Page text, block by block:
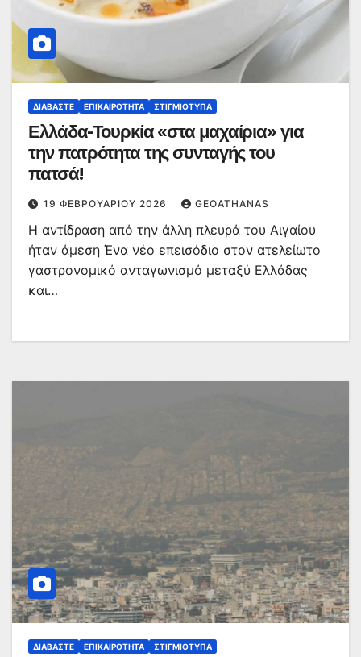
ΔΙΑΒΆΣΤΕ ΕΠΙΚΑΙΡΌΤΗΤΑ ΣΤΙΓΜΙΌΤΥΠΑ
Ελλάδα-Τουρκία «στα μαχαίρια» για
την πατρότητα της συνταγής του
πατσά!
19 ΦΕΒΡΟΥΑΡΊΟΥ 2026 GEOATHANAS
Η αντίδραση από την άλλη πλευρά του Αιγαίου
ήταν άμεση Ένα νέο επεισόδιο στον ατελείωτο
γαστρονομικό ανταγωνισμό μεταξύ Ελλάδας
και…
ΔΙΑΒΆΣΤΕ ΕΠΙΚΑΙΡΌΤΗΤΑ ΣΤΙΓΜΙΌΤΥΠΑ